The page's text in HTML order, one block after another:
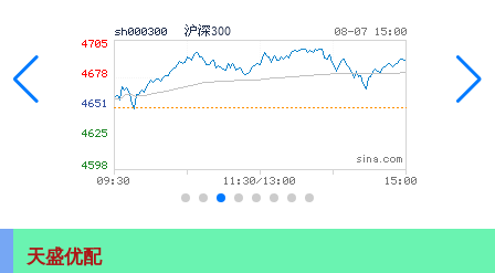
天盛优配